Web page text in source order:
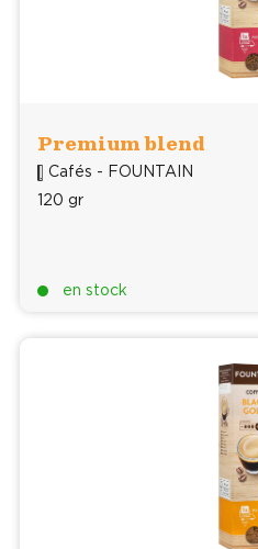
Premium blend
Cafés - FOUNTAIN
120 gr
en stock